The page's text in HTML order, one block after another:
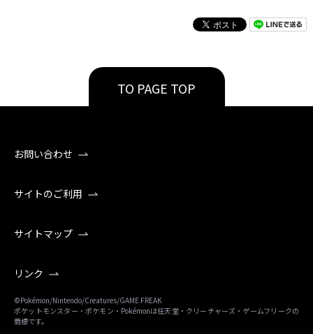
TO PAGE TOP
お問い合わせ
サイトのご利用
サイトマップ
リンク
©Pokémon/Nintendo/Creatures/GAME FREAK
ポケットモンスター・ポケモン・Pokémonは任天堂・クリーチャーズ・ゲームフリークの
商標です。